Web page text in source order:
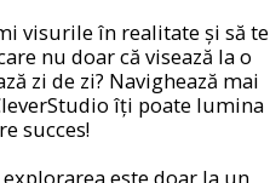
visurile în realitate și să te
nu doar că visează la o
zi de zi? Navighează mai
îți poate lumina
succes!